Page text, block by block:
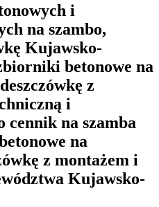
i
na szambo,
Kujawsko-
betonowe na
z
i
cennik na szamba
na
z montażem i
Kujawsko-